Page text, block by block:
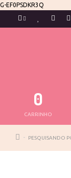
G-EF0PSDKR3Q
0
CARRINHO
PESQUISANDO